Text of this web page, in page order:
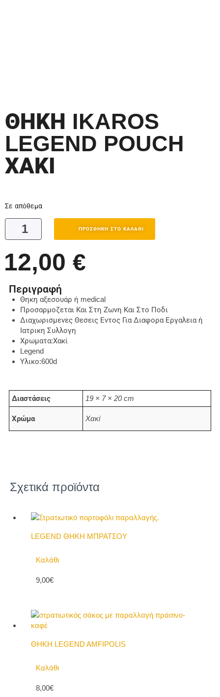
ΘΗΚΗ IKAROS
LEGEND POUCH
ΧΑΚΙ
Σε απόθεμα
ΠΡΟΣΘΉΚΗ ΣΤΟ ΚΑΛΆΘΙ
12,00 €
Περιγραφή
Θηκη αξεσουάρ ή medical
Προσαρμοζεται Και Στη Ζωνη Και Στο Ποδι
Διαχωρισμενες Θεσεις Εντος Για Διαφορα Εργαλεια ή
Ιατρικη Συλλογη
Χρωματα:Χακί
Legend
Υλικο:600d
Διαστάσεις 19 × 7 × 20 cm
Χρώμα Χακί
Σχετικά προϊόντα
LEGEND ΘΗΚΗ ΜΠΡΑΤΣΟΥ
Καλάθι
9,00€
ΘΗΚΗ LEGEND AMFIPOLIS
Καλάθι
8,00€